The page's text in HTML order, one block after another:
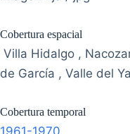
Cobertura espacial
Villa Hidalgo ,
de García , Valle del
Cobertura temporal